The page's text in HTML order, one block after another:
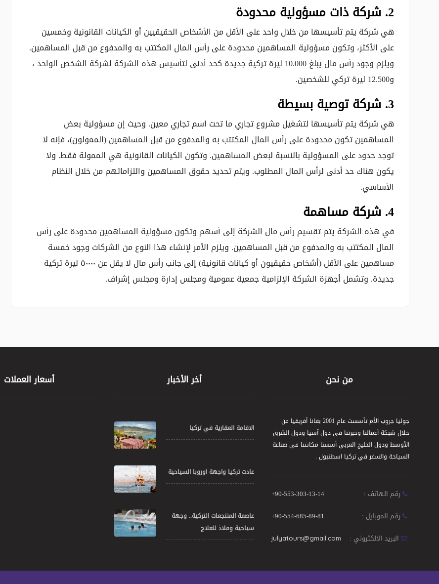
2. شركة ذات مسؤولية محدودة
هي شركة يتم تأسيسها من خلال واحد على الأقل من الأشخاص الحقيقيين أو الكيانات القانونية وخمسين
على الأكثر، وتكون مسؤولية المساهمين محدودة على رأس المال المكتتب به والمدفوع من قبل المساهمين.
ويلزم وجود رأس مال يبلغ 10.000 ليرة تركية جديدة كحد أدنى لتأسيس هذه الشركة لشركة الشخص الواحد ،
و12.500 ليرة تركي للشخصين.
3. شركة توصية بسيطة
هي شركة يتم تأسيسها لتشغيل مشروع تجاري ما تحت اسم تجاري معين. وحيث إن مسؤولية بعض
المساهمين تكون محدودة على رأس المال المكتتب به والمدفوع من قبل المساهمين (الممولون)، فإنه لا
توجد حدود على المسؤولية بالنسبة لبعض المساهمين. وتكون الكيانات القانونية هي الممولة فقط. ولا
يكون هناك حد أدنى لرأس المال المطلوب. ويتم تحديد حقوق المساهمين والتزاماتهم من خلال النظام
الأساسي.
4. شركة مساهمة
في هذه الشركة يتم تقسيم رأس مال الشركة إلى أسهم وتكون مسؤولية المساهمين محدودة على رأس
المال المكتتب به والمدفوع من قبل المساهمين. ويلزم الأمر لإنشاء هذا النوع من الشركات وجود خمسة
مساهمين على الأقل (أشخاص حقيقيون أو كيانات قانونية) إلى جانب رأس مال لا يقل عن ٥٠٠٠٠ ليرة تركية
جديدة. وتشمل أجهزة الشركة الإلزامية جمعية عمومية ومجلس إدارة ومجلس إشراف.
من نحن
جوليا جروب الأم تأسست عام 2001 بغانا أفريقيا من
خلال شبكة أعمالنا وخبرتنا في دول آسيا ودول الشرق
الأوسط ودول الخليج العربي أسسنا مكانتنا في صناعة
السياحة والسفر في تركيا اسطنبول .
رقم الهاتف :
+90-553-303-13-14
رقم الموبايل :
+90-554-685-89-81
البريد الالكتروني :
julyatours@gmail.com
أخر الأخبار
الاقامة العقارية في تركيا
عادت تركيا واجهة اوروبا السياحية
عاصمة المنتجعات التركية.. وجهة
سياحية وملاذ للعلاج
أسعار العملات